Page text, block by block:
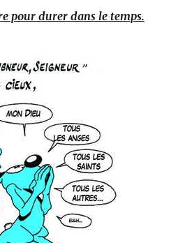
pour durer dans le temps.